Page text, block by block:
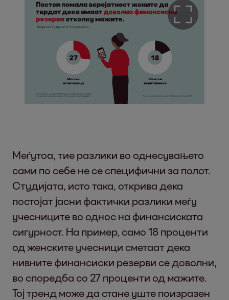
Меѓутоа, тие разлики во однесувањето
сами по себе не се специфични за полот.
Студијата, исто така, открива дека
постојат јасни фактички разлики меѓу
учесниците во однос на финансиската
сигурност. На пример, само 18 проценти
од женските учесници сметаат дека
нивните финансиски резерви се доволни,
во споредба со 27 проценти од мажите.
Тој тренд може да стане уште поизразен